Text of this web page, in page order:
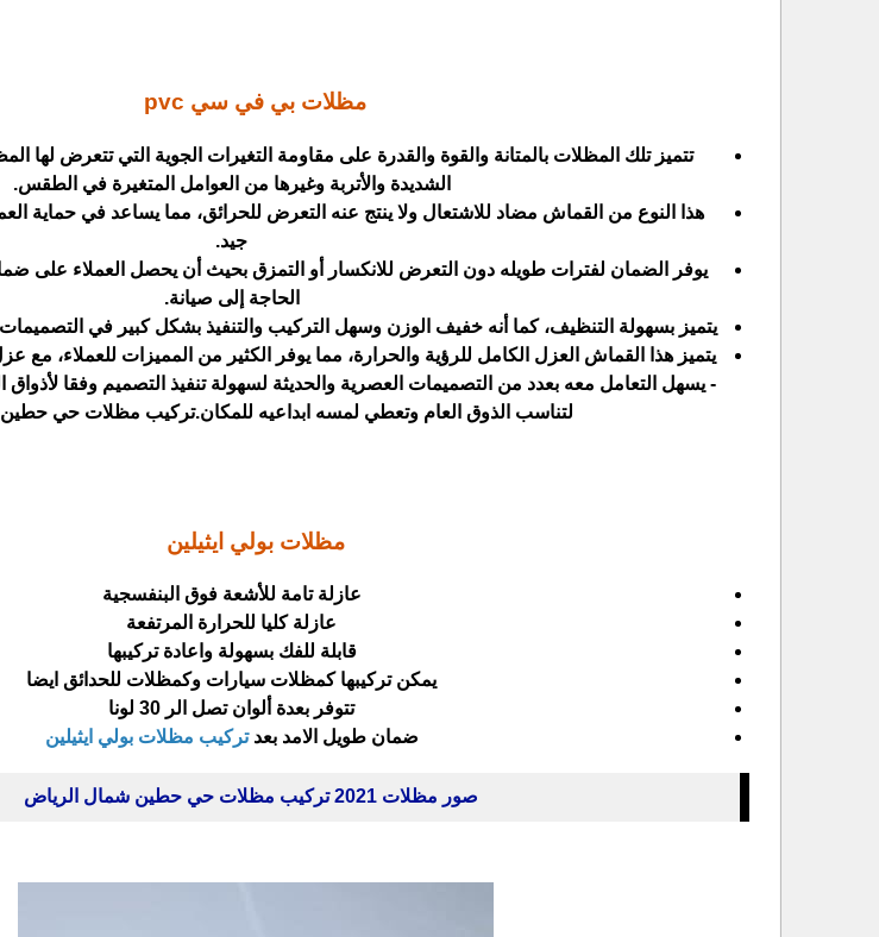
مظلات بي في سي pvc
تتميز تلك المظلات بالمتانة والقوة والقدرة على مقاومة التغيرات الجوية التي تتعرض لها
الشديدة والأتربة وغيرها من العوامل المتغيرة في الطقس.
هذا النوع من القماش مضاد للاشتعال ولا ينتج عنه التعرض للحرائق، مما يساعد في حماية
جيد.
يوفر الضمان لفترات طويله دون التعرض للانكسار أو التمزق بحيث أن يحصل العملاء على
الحاجة إلى صيانة.
يتميز بسهولة التنظيف، كما أنه خفيف الوزن وسهل التركيب والتنفيذ بشكل كبير في التصميمات
يتميز هذا القماش العزل الكامل للرؤية والحرارة، مما يوفر الكثير من المميزات للعملاء، مع
- يسهل التعامل معه بعدد من التصميمات العصرية والحديثة لسهولة تنفيذ التصميم وفقا لأذواق
لتناسب الذوق العام وتعطي لمسه ابداعيه للمكان.تركيب مظلات حي
مظلات بولي ايثيلين
عازلة تامة للأشعة فوق البنفسجية
عازلة كليا للحرارة المرتفعة
قابلة للفك بسهولة واعادة تركيبها
يمكن تركيبها كمظلات سيارات وكمظلات للحدائق ايضا
تتوفر بعدة ألوان تصل الر 30 لونا
ضمان طويل الامد بعدتركيب مظلات بولي ايثيلين
صور مظلات 2021 تركيب مظلات حي حطين شمال الرياض